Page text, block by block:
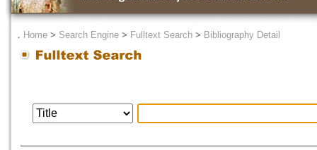
． Home > Search Engine > Fulltext Search > Bibliography Detail